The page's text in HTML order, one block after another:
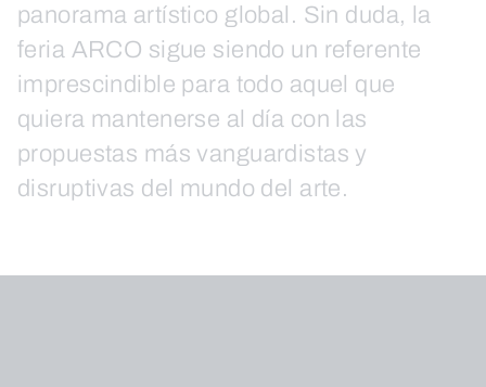
panorama artístico global. Sin duda, la
feria ARCO sigue siendo un referente
imprescindible para todo aquel que
quiera mantenerse al día con las
propuestas más vanguardistas y
disruptivas del mundo del arte.